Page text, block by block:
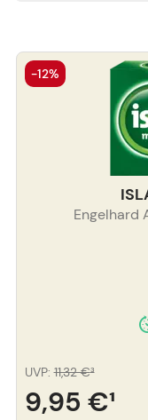
Engelhard
9,95 €¹
UVP: 11,32 €³
-12%